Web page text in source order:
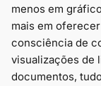
menos em
mais em
consciência de
visualizações de
documentos,